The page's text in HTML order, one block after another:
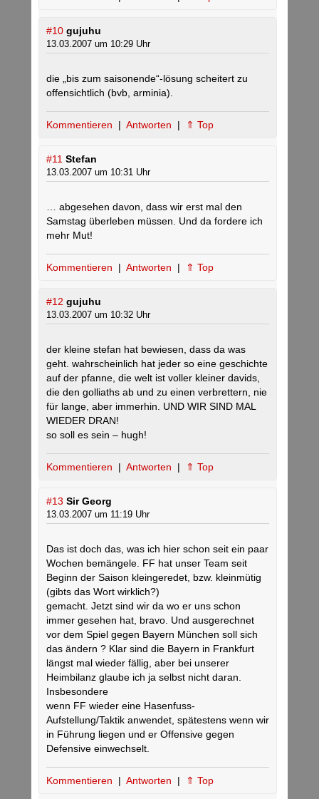
#10 gujuhu
13.03.2007 um 10:29 Uhr
die „bis zum saisonende“-lösung scheitert zu
offensichtlich (bvb, arminia).
Kommentieren | Antworten | ⇑ Top
#11 Stefan
13.03.2007 um 10:31 Uhr
… abgesehen davon, dass wir erst mal den
Samstag überleben müssen. Und da fordere ich
mehr Mut!
Kommentieren | Antworten | ⇑ Top
#12 gujuhu
13.03.2007 um 10:32 Uhr
der kleine stefan hat bewiesen, dass da was
geht. wahrscheinlich hat jeder so eine geschichte
auf der pfanne, die welt ist voller kleiner davids,
die den golliaths ab und zu einen verbrettern, nie
für lange, aber immerhin. UND WIR SIND MAL
WIEDER DRAN!
so soll es sein – hugh!
Kommentieren | Antworten | ⇑ Top
#13 Sir Georg
13.03.2007 um 11:19 Uhr
Das ist doch das, was ich hier schon seit ein paar
Wochen bemängele. FF hat unser Team seit
Beginn der Saison kleingeredet, bzw. kleinmütig
(gibts das Wort wirklich?)
gemacht. Jetzt sind wir da wo er uns schon
immer gesehen hat, bravo. Und ausgerechnet
vor dem Spiel gegen Bayern München soll sich
das ändern ? Klar sind die Bayern in Frankfurt
längst mal wieder fällig, aber bei unserer
Heimbilanz glaube ich ja selbst nicht daran.
Insbesondere
wenn FF wieder eine Hasenfuss-
Aufstellung/Taktik anwendet, spätestens wenn wir
in Führung liegen und er Offensive gegen
Defensive einwechselt.
Kommentieren | Antworten | ⇑ Top